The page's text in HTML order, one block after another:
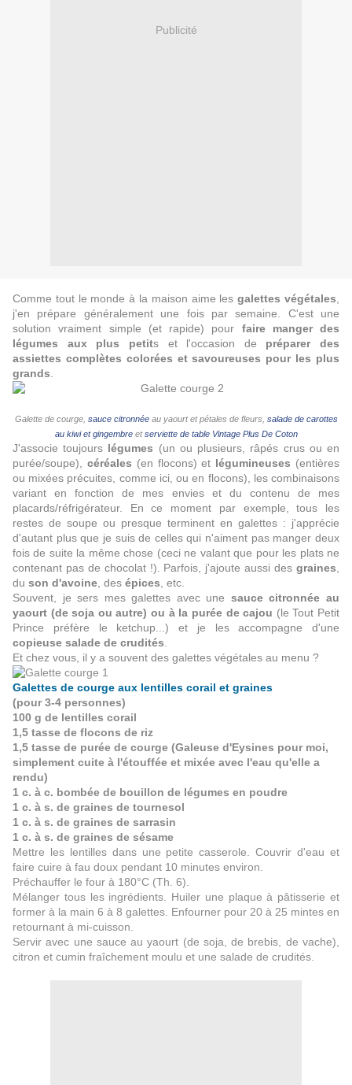
Publicité
Comme tout le monde à la maison aime lesgalettes végétales
j'en prépare généralement une fois par semaine. C'est une
solution vraiment simple (et rapide) pour faire manger des
légumes aux plus petits et l'occasion de préparer des
assiettes complètes colorées et savoureuses pour les plus
grands
Galette de courge, sauce citronnéeau yaourt et pétales de fleurs, salade de carottes
au kiwi et gingembreetserviette de table Vintage Plus De Coton
J'associe toujours légumes (un ou plusieurs, râpés crus ou en
purée/soupe), céréales (en flocons) et légumineuses (entières
ou mixées précuites, comme ici, ou en flocons), les combinaisons
variant en fonction de mes envies et du contenu de mes
placards/réfrigérateur. En ce moment par exemple, tous les
restes de soupe ou presque terminent en galettes : j'apprécie
d'autant plus que je suis de celles qui n'aiment pas manger deux
fois de suite la même chose (ceci ne valant que pour les plats ne
contenant pas de chocolat !). Parfois, j'ajoute aussi des graines
du son d'avoine , des épices , etc.
Souvent, je sers mes galettes avec une sauce citronnée au
yaourt (de soja ou autre) ou à la purée de cajou (le Tout Petit
Prince préfère le ketchup...) et je les accompagne d'une
copieuse salade de crudités
Et chez vous, il y a souvent des galettes végétales au menu ?
Galettes de courge aux lentilles corail et graines
(pour 3-4 personnes)
100 g de lentilles corail
1,5 tasse de flocons de riz
1,5 tasse de purée de courge (Galeuse d'Eysines pour moi,
simplement cuite à l'étouffée et mixée avec l'eau qu'elle a
rendu)
1 c. à c. bombée de bouillon de légumes en poudre
1 c. à s. de graines de tournesol
1 c. à s. de graines de sarrasin
1 c. à s. de graines de sésame
Mettre les lentilles dans une petite casserole. Couvrir d'eau et
faire cuire à fau doux pendant 10 minutes environ.
Préchauffer le four à 180°C (Th. 6).
Mélanger tous les ingrédients. Huiler une plaque à pâtisserie et
former à la main 6 à 8 galettes. Enfourner pour 20 à 25 mintes en
retournant à mi-cuisson.
Servir avec une sauce au yaourt (de soja, de brebis, de vache),
citron et cumin fraîchement moulu et une salade de crudités.